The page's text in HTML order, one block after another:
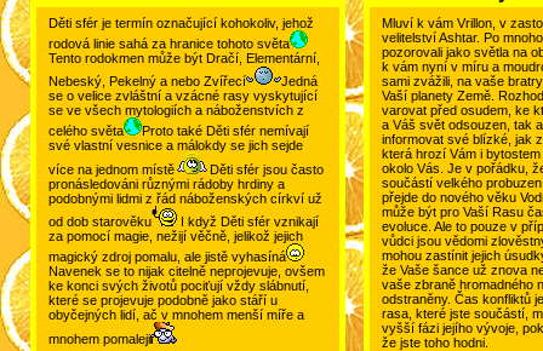
Děti sfér je termín označující kohokoliv, jehož
rodová linie sahá za hranice tohoto světa
Tento rodokmen může být Dračí, Elementární,
Nebeský, Pekelný a nebo Zvířecí
Jedná
se o velice zvláštní a vzácné rasy vyskytující
se ve všech mytologiích a náboženstvích z
celého světa
Proto také Děti sfér nemívají
své vlastní vesnice a málokdy se jich sejde
více na jednom místě
Děti sfér jsou často
pronásledováni různými rádoby hrdiny a
podobnými lidmi z řád náboženských církví už
od dob starověku
I když Děti sfér vznikají
za pomocí magie, nežijí věčně, jelikož jejich
magický zdroj pomalu, ale jistě vyhasíná
Navenek se to nijak citelně neprojevuje, ovšem
ke konci svých životů pociťují vždy slábnutí,
které se projevuje podobně jako stáří u
obyčejných lidí, ač v mnohem menší míře a
mnohem pomaleji
Mluví k vám Vrillon, v
velitelství Ashtar. Po
pozorovali jako světla na
k vám nyní v míru a
sami zvážili, na vaše
Vaší planety Země.
varovat před osudem, ke
a Váš svět odsouzen, tak
informovat své blízké, jak
která hrozí Vám i
okolo Vás. Je v pořádku,
součástí velkého
přejde do nového věku
může být pro Vaší Rasu
evoluce. Ale to pouze v
vůdci jsou vědomi
mohou zastínit jejich
že Vaše šance už znova
vaše zbraně hromadného
odstraněny. Čas konfliktů
rasa, které jste součástí,
vyšší fázi jejího vývoje,
že jste toho hodni.